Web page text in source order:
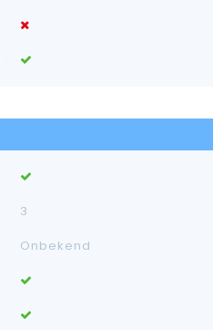
3
Onbekend